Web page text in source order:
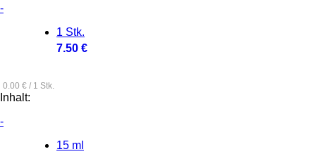
-
1 Stk.
7.50 €
0.00 € / 1 Stk.
Inhalt:
-
15 ml